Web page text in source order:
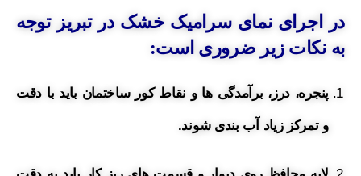
در اجرای نمای سرامیک خشک در تبریز توجه
به نکات زیر ضروری است:
پنجره، درز، برآمدگی ها و نقاط کور ساختمان باید با دقت
و تمرکز زیاد آب بندی شوند.